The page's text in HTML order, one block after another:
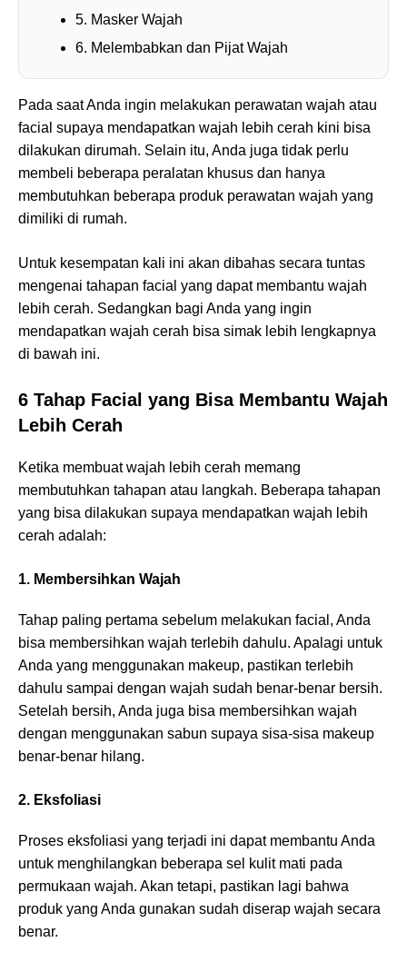
5. Masker Wajah
6. Melembabkan dan Pijat Wajah
Pada saat Anda ingin melakukan perawatan wajah atau
facial supaya mendapatkan wajah lebih cerah kini bisa
dilakukan dirumah. Selain itu, Anda juga tidak perlu
membeli beberapa peralatan khusus dan hanya
membutuhkan beberapa produk perawatan wajah yang
dimiliki di rumah.
Untuk kesempatan kali ini akan dibahas secara tuntas
mengenai tahapan facial yang dapat membantu wajah
lebih cerah. Sedangkan bagi Anda yang ingin
mendapatkan wajah cerah bisa simak lebih lengkapnya
di bawah ini.
6 Tahap Facial yang Bisa Membantu Wajah
Lebih Cerah
Ketika membuat wajah lebih cerah memang
membutuhkan tahapan atau langkah. Beberapa tahapan
yang bisa dilakukan supaya mendapatkan wajah lebih
cerah adalah:
1. Membersihkan Wajah
Tahap paling pertama sebelum melakukan facial, Anda
bisa membersihkan wajah terlebih dahulu. Apalagi untuk
Anda yang menggunakan makeup, pastikan terlebih
dahulu sampai dengan wajah sudah benar-benar bersih.
Setelah bersih, Anda juga bisa membersihkan wajah
dengan menggunakan sabun supaya sisa-sisa makeup
benar-benar hilang.
2. Eksfoliasi
Proses eksfoliasi yang terjadi ini dapat membantu Anda
untuk menghilangkan beberapa sel kulit mati pada
permukaan wajah. Akan tetapi, pastikan lagi bahwa
produk yang Anda gunakan sudah diserap wajah secara
benar.